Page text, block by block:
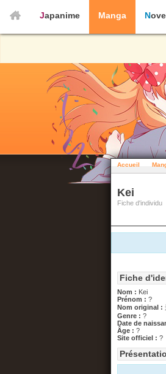
Japanime Manga
Accueil
Kei
Fiche d'individu
Fiche
Nom : Kei
Prénom : ?
Nom original :
Genre : ?
Date de
Âge : ?
Site officiel : ?